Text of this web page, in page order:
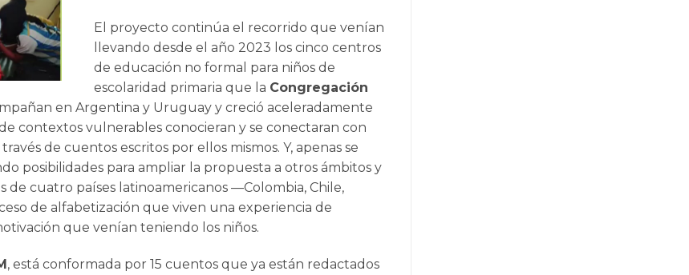
El proyecto continúa el recorrido que venían
llevando desde el año 2023 los cinco centros
de educación no formal para niños de
escolaridad primaria que la Congregación
en Argentina y Uruguay y creció aceleradamente
contextos vulnerables conocieran y se conectaran con
de cuentos escritos por ellos mismos. Y, apenas se
posibilidades para ampliar la propuesta a otros ámbitos y
cuatro países latinoamericanos —Colombia, Chile,
de alfabetización que viven una experiencia de
que venían teniendo los niños.
, está conformada por 15 cuentos que ya están redactados